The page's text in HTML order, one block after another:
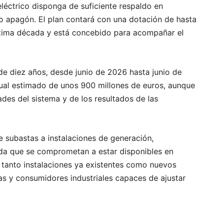
disponga de suficiente respaldo en
apagón. El plan contará con una dotación de hasta
década y está concebido para acompañar el
diez años, desde junio de 2026 hasta junio de
estimado de unos 900 millones de euros, aunque
del sistema y de los resultados de las
a instalaciones de generación,
que se comprometan a estar disponibles en
instalaciones ya existentes como nuevos
y consumidores industriales capaces de ajustar